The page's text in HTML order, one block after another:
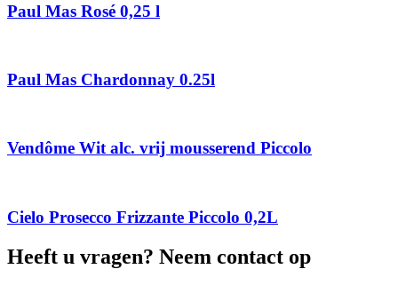
Paul Mas Rosé 0,25 l
Paul Mas Chardonnay 0.25l
Vendôme Wit alc. vrij mousserend Piccolo
Cielo Prosecco Frizzante Piccolo 0,2L
Heeft u vragen? Neem contact op